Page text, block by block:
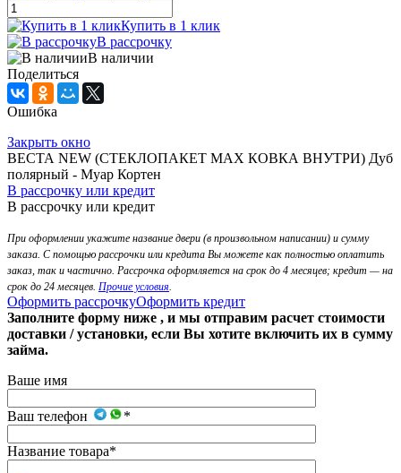
Купить в 1 клик
В рассрочку
В наличии
Поделиться
Ошибка
Закрыть окно
ВЕСТА NEW (СТЕКЛОПАКЕТ MAX КОВКА ВНУТРИ) Дуб
полярный - Муар Кортен
В рассрочку или кредит
В рассрочку или кредит
При оформлении укажите название двери (в произвольном написании) и сумму
заказа. С помощью рассрочки или кредита Вы можете как полностью оплатить
заказ, так и частично. Рассрочка оформляется на срок до 4 месяцев; кредит — на
срок до 24 месяцев. Прочие условия.
Оформить рассрочкуОформить кредит
Заполните форму ниже , и мы отправим расчет стоимости
доставки / установки, если Вы хотите включить их в сумму
займа.
Ваше имя
Ваш телефон *
Название товара*